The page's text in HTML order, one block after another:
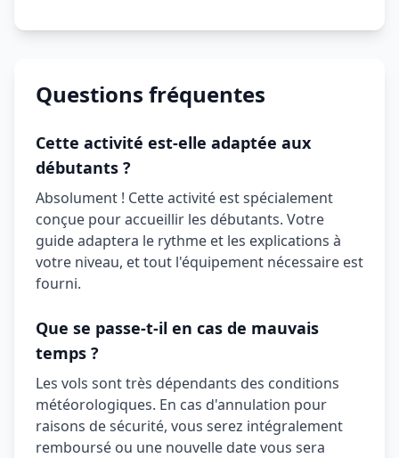
Questions fréquentes
Cette activité est-elle adaptée aux
débutants ?
Absolument ! Cette activité est spécialement
conçue pour accueillir les débutants. Votre
guide adaptera le rythme et les explications à
votre niveau, et tout l'équipement nécessaire est
fourni.
Que se passe-t-il en cas de mauvais
temps ?
Les vols sont très dépendants des conditions
météorologiques. En cas d'annulation pour
raisons de sécurité, vous serez intégralement
remboursé ou une nouvelle date vous sera